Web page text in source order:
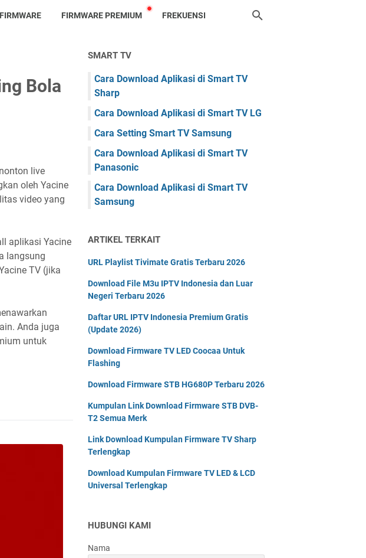
FIRMWARE FIRMWARE PREMIUM FREKUENSI
Bola
live
oleh Yacine
video yang
aplikasi Yacine
langsung
TV (jika
Anda juga
untuk
SMART TV
Cara Download Aplikasi di Smart TV
Sharp
Cara Download Aplikasi di Smart TV LG
Cara Setting Smart TV Samsung
Cara Download Aplikasi di Smart TV
Panasonic
Cara Download Aplikasi di Smart TV
Samsung
ARTIKEL TERKAIT
URL Playlist Tivimate Gratis Terbaru 2026
Download File M3u IPTV Indonesia dan Luar
Negeri Terbaru 2026
Daftar URL IPTV Indonesia Premium Gratis
(Update 2026)
Download Firmware TV LED Coocaa Untuk
Flashing
Download Firmware STB HG680P Terbaru 2026
Kumpulan Link Download Firmware STB DVB-
T2 Semua Merk
Link Download Kumpulan Firmware TV Sharp
Terlengkap
Download Kumpulan Firmware TV LED & LCD
Universal Terlengkap
HUBUNGI KAMI
Nama